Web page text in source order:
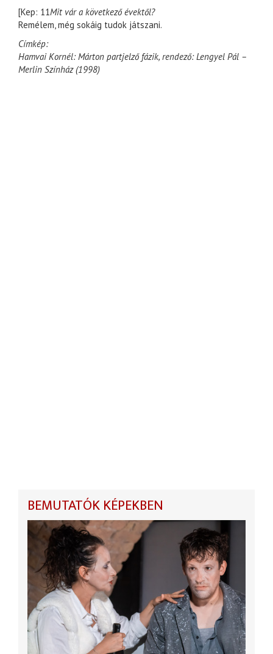
[Kep: 11Mit vár a következő évektől?
Remélem, még sokáig tudok játszani.
Címkép:
Hamvai Kornél: Márton partjelző fázik, rendező: Lengyel Pál –
Merlin Színház (1998)
BEMUTATÓK KÉPEKBEN